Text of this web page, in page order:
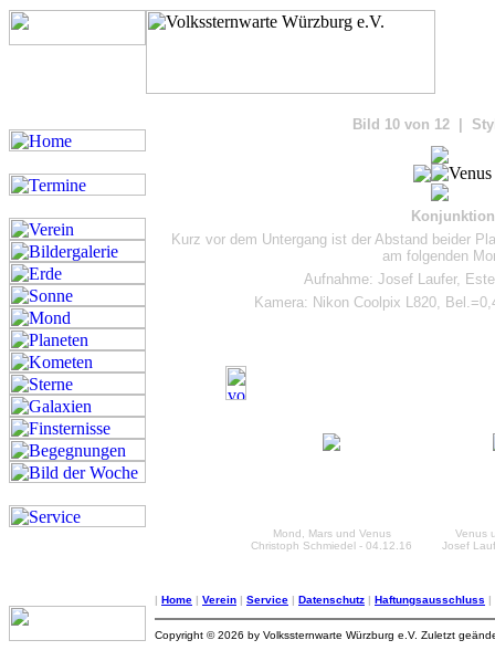
Bild 10 von 12 |
Kurz vor dem Untergang ist der Abstand beider
am folgenden
Aufnahme: Josef Laufer,
Kamera: Nikon Coolpix L820,
Mond, Mars und Venus
Christoph Schmiedel - 04.12.16
Venus
Josef
| Home | Verein | Service | Datenschutz | Haftungsausschluss |
Copyright © 2026 by Volkssternwarte Würzburg e.V. Zuletzt